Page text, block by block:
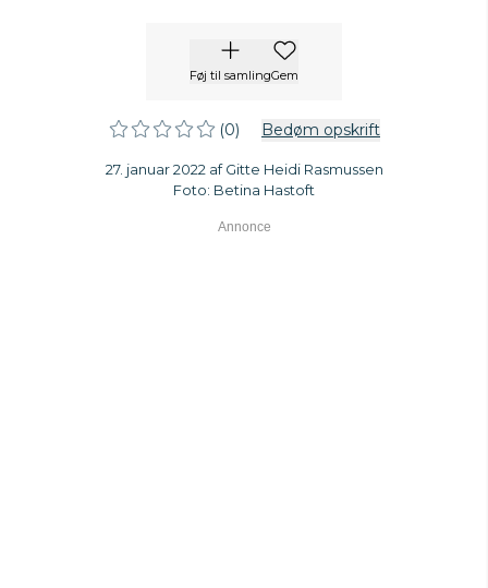
Føj til samlingGem
(0) Bedøm opskrift
27. januar 2022 af Gitte Heidi Rasmussen
Foto: Betina Hastoft